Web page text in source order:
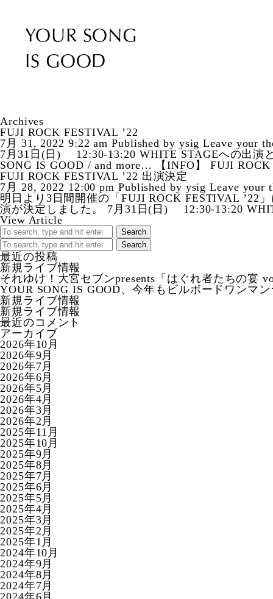
YOUR SONG
IS GOOD
Archives
FUJI ROCK FESTIVAL ’22
7月 31, 2022 9:22 am Published by ysig Leave your
7月31日(日) 12:30-13:20 WHITE STAGEへの出演
SONG IS GOOD / and more… 【INFO】 FUJI
FUJI ROCK FESTIVAL ’22 出演決定
7月 28, 2022 12:00 pm Published by ysig Leave your
明日より3日間開催の「FUJI ROCK FESTIVAL ’22
演が決定しました。 7月31日(日) 12:30-13:20
View Article
Search
Search
最近の投稿
新規ライブ情報
それゆけ！大宮セブンpresents「はぐれ者たちの宴
YOUR SONG IS GOOD、今年もビルボードワンマ
新規ライブ情報
新規ライブ情報
最近のコメント
アーカイブ
2026年10月
2026年9月
2026年7月
2026年6月
2026年5月
2026年4月
2026年3月
2026年2月
2025年11月
2025年10月
2025年9月
2025年8月
2025年7月
2025年6月
2025年5月
2025年4月
2025年3月
2025年2月
2025年1月
2024年10月
2024年9月
2024年8月
2024年7月
2024年6月